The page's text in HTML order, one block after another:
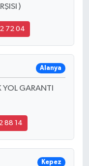
)
72 04
Alanya
GARANTI
88 14
Kepez